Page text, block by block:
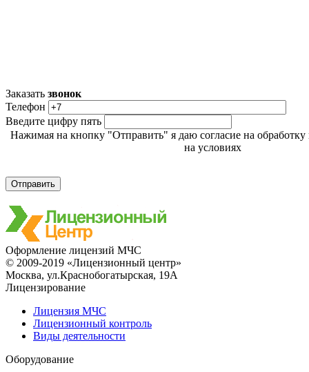
Заказать звонок
Телефон
Введите цифру пять
Нажимая на кнопку "Отправить" я даю согласие на
на условиях
Оформление лицензий МЧС
© 2009-2019 «Лицензионный центр»
Москва, ул.Краснобогатырская, 19А
Лицензирование
Лицензия МЧС
Лицензионный контроль
Виды деятельности
Оборудование